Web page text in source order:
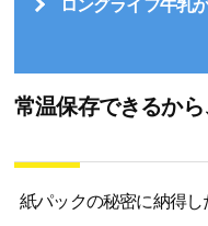
ロングライフ牛乳
常温保存できるか
紙パックの秘密に納得